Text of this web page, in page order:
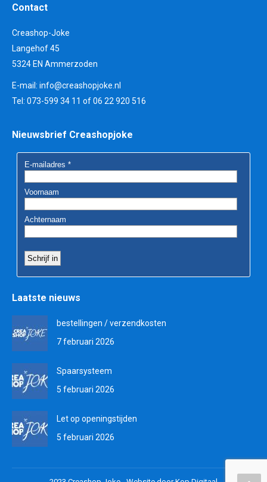
Contact
Creashop-Joke
Langehof 45
5324 EN Ammerzoden
E-mail: info@creashopjoke.nl
Tel: 073-599 34 11 of 06 22 920 516
Nieuwsbrief Creashopjoke
Laatste nieuws
bestellingen / verzendkosten
7 februari 2026
Spaarsysteem
5 februari 2026
Let op openingstijden
5 februari 2026